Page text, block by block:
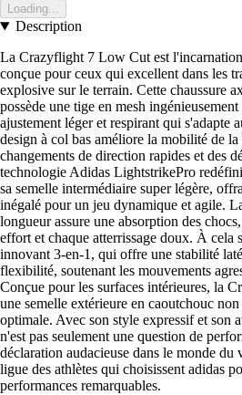
Loading...
Description
La Crazyflight 7 Low Cut est
conçue pour ceux qui excellent dans les
explosive sur le terrain. Cette chaussure
possède une tige en mesh
ajustement léger et respirant qui s'adapte
design à col bas améliore la mobilité de
changements de direction rapides et des
technologie Adidas LightstrikePro
sa semelle intermédiaire super légère,
inégalé pour un jeu dynamique et agile.
longueur assure une absorption des
effort et chaque atterrissage doux. À cela
innovant 3-en-1, qui offre une stabilité
flexibilité, soutenant les mouvements
Conçue pour les surfaces intérieures, la
une semelle extérieure en caoutchouc
optimale. Avec son style expressif et son
n'est pas seulement une question de
déclaration audacieuse dans le monde
ligue des athlètes qui choisissent adidas
performances remarquables.